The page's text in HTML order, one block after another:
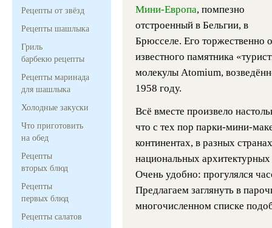
Рецепты от звёзд
Рецепты шашлыка
Гриль
барбекю рецепты
Рецепты маринада
для шашлыка
Холодные закуски
Что приготовить
на обед
Рецепты
вторых блюд
Рецепты
первых блюд
Рецепты салатов
Мини-Европа, помпезно
отстроенный в Бельгии, в
Брюсселе. Его торжественно
известного памятника
молекулы Atomium,
1958 году.
Всё вместе произвело
что с тех пор парки-мини-
континентах, в разных
национальных
Очень удобно: прогулялся
Предлагаем заглянуть в
многочисленном списке